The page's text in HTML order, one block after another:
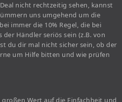
nicht rechtzeitig sehen, kannst
uns umgehend um die
immer die 10% Regel, die bei
Händler seriös sein (z.B. von
du dir mal nicht sicher sein, ob der
um Hilfe bitten und wie prüfen
Wert auf die Einfachheit und